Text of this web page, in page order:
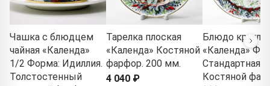
Чашка с блюдцем
чайная «Календа»
1/2 Форма: Идиллия.
Толстостенный
Тарелка плоская
«Календа» Костяной
фарфор. 200 мм.
4 040 ₽
Блюдо
«Календа»
Стандартная-
Костяной